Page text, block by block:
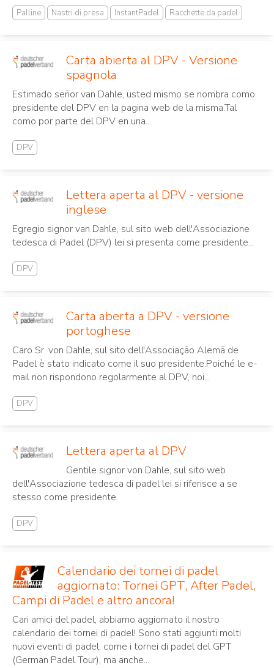
Palline Nastri di presa InstantPadel Racchette da padel
Carta abierta al DPV - Versione
spagnola
Estimado señor van Dahle, usted mismo se nombra como
presidente del DPV en la pagina web de la misma.Tal
como por parte del DPV en una...
DPV
Lettera aperta al DPV - versione
inglese
Egregio signor van Dahle, sul sito web dell'Associazione
tedesca di Padel (DPV) lei si presenta come presidente...
DPV
Carta aberta a DPV - versione
portoghese
Caro Sr. von Dahle, sul sito dell'Associação Alemã de
Padel è stato indicato come il suo presidente.Poiché le e-
mail non rispondono regolarmente al DPV, noi...
DPV
Lettera aperta al DPV
Gentile signor von Dahle, sul sito web
dell'Associazione tedesca di padel lei si riferisce a se
stesso come presidente.
DPV
Calendario dei tornei di padel
aggiornato: Tornei GPT, After Padel,
Campi di Padel e altro ancora!
Cari amici del padel, abbiamo aggiornato il nostro
calendario dei tornei di padel! Sono stati aggiunti molti
nuovi eventi di padel, come i tornei di padel del GPT
(German Padel Tour), ma anche...